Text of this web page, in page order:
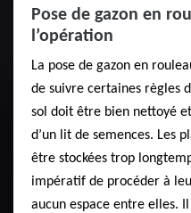
Pose de gazon en
l’opération
La pose de gazon en
de suivre certaines règles
sol doit être bien nettoyé
d’un lit de semences. Les
être stockées trop
impératif de procéder à
aucun espace entre elles.